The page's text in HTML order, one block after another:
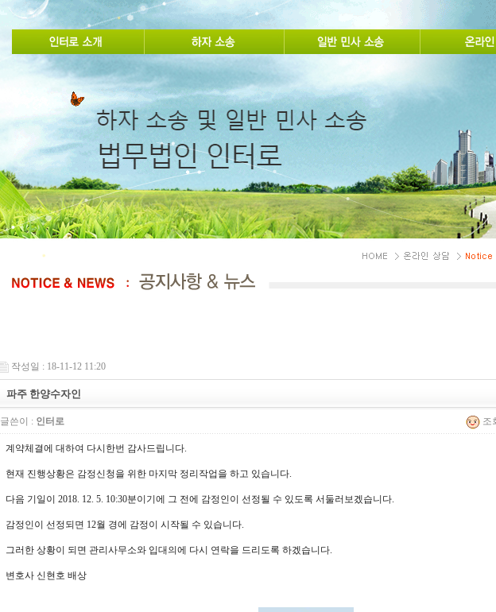
작성일 : 18-11-12 11:20
파주 한양수자인
글쓴이 : 인터로 조
계약체결에 대하여 다시한번 감사드립니다.
현재 진행상황은 감정신청을 위한 마지막 정리작업을 하고 있습니다.
다음 기일이 2018. 12. 5. 10:30분이기에 그 전에 감정인이 선정될 수 있도록 서둘러보겠습니다.
감정인이 선정되면 12월 경에 감정이 시작될 수 있습니다.
그러한 상황이 되면 관리사무소와 입대의에 다시 연락을 드리도록 하겠습니다.
변호사 신현호 배상